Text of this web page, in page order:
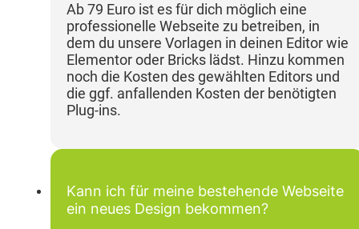
Ab 79 Euro ist es für dich möglich eine
professionelle Webseite zu betreiben, in
dem du unsere Vorlagen in deinen Editor wie
Elementor oder Bricks lädst. Hinzu kommen
noch die Kosten des gewählten Editors und
die ggf. anfallenden Kosten der benötigten
Plug-ins.
Kann ich für meine bestehende Webseite
ein neues Design bekommen?